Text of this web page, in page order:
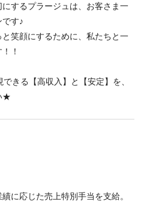
てほしい。
「圧倒的な効率化」の凄さ。
評価する場、納得の収入。
時間も大切にできる毎日。
す～
るようなノルマは一切ありませ
自分らしく働きながら、安定し
テムです。
にするプラージュは、お客さま一
す♪
笑顔にするために、私たちと一
！
きる【高収入】と【安定】を、
★
に応じた売上特別手当を支給。